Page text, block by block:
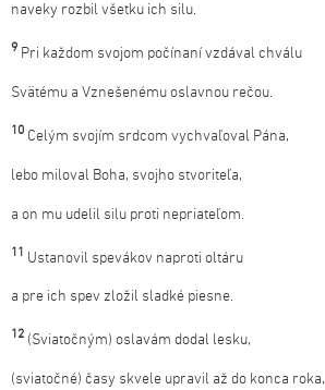
naveky rozbil všetku ich silu.
9 Pri každom svojom počínaní vzdával chválu
Svätému a Vznešenému oslavnou rečou.
10 Celým svojím srdcom vychvaľoval Pána,
lebo miloval Boha, svojho stvoriteľa,
a on mu udelil silu proti nepriateľom.
11 Ustanovil spevákov naproti oltáru
a pre ich spev zložil sladké piesne.
12 (Sviatočným) oslavám dodal lesku,
(sviatočné) časy skvele upravil až do konca roka,